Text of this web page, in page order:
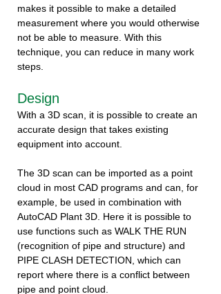
makes it possible to make a detailed
measurement where you would otherwise
not be able to measure. With this
technique, you can reduce in many work
steps.
Design
With a 3D scan, it is possible to create an
accurate design that takes existing
equipment into account.
The 3D scan can be imported as a point
cloud in most CAD programs and can, for
example, be used in combination with
AutoCAD Plant 3D. Here it is possible to
use functions such as WALK THE RUN
(recognition of pipe and structure) and
PIPE CLASH DETECTION, which can
report where there is a conflict between
pipe and point cloud.